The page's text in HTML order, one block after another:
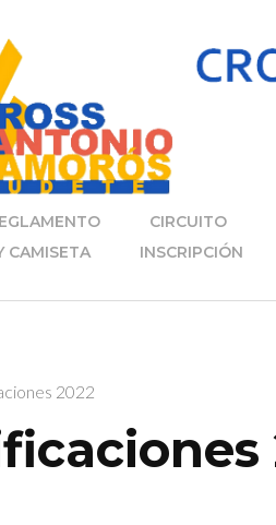
CIRCUITO
CAMISETA
INSCRIPCIÓN
2022